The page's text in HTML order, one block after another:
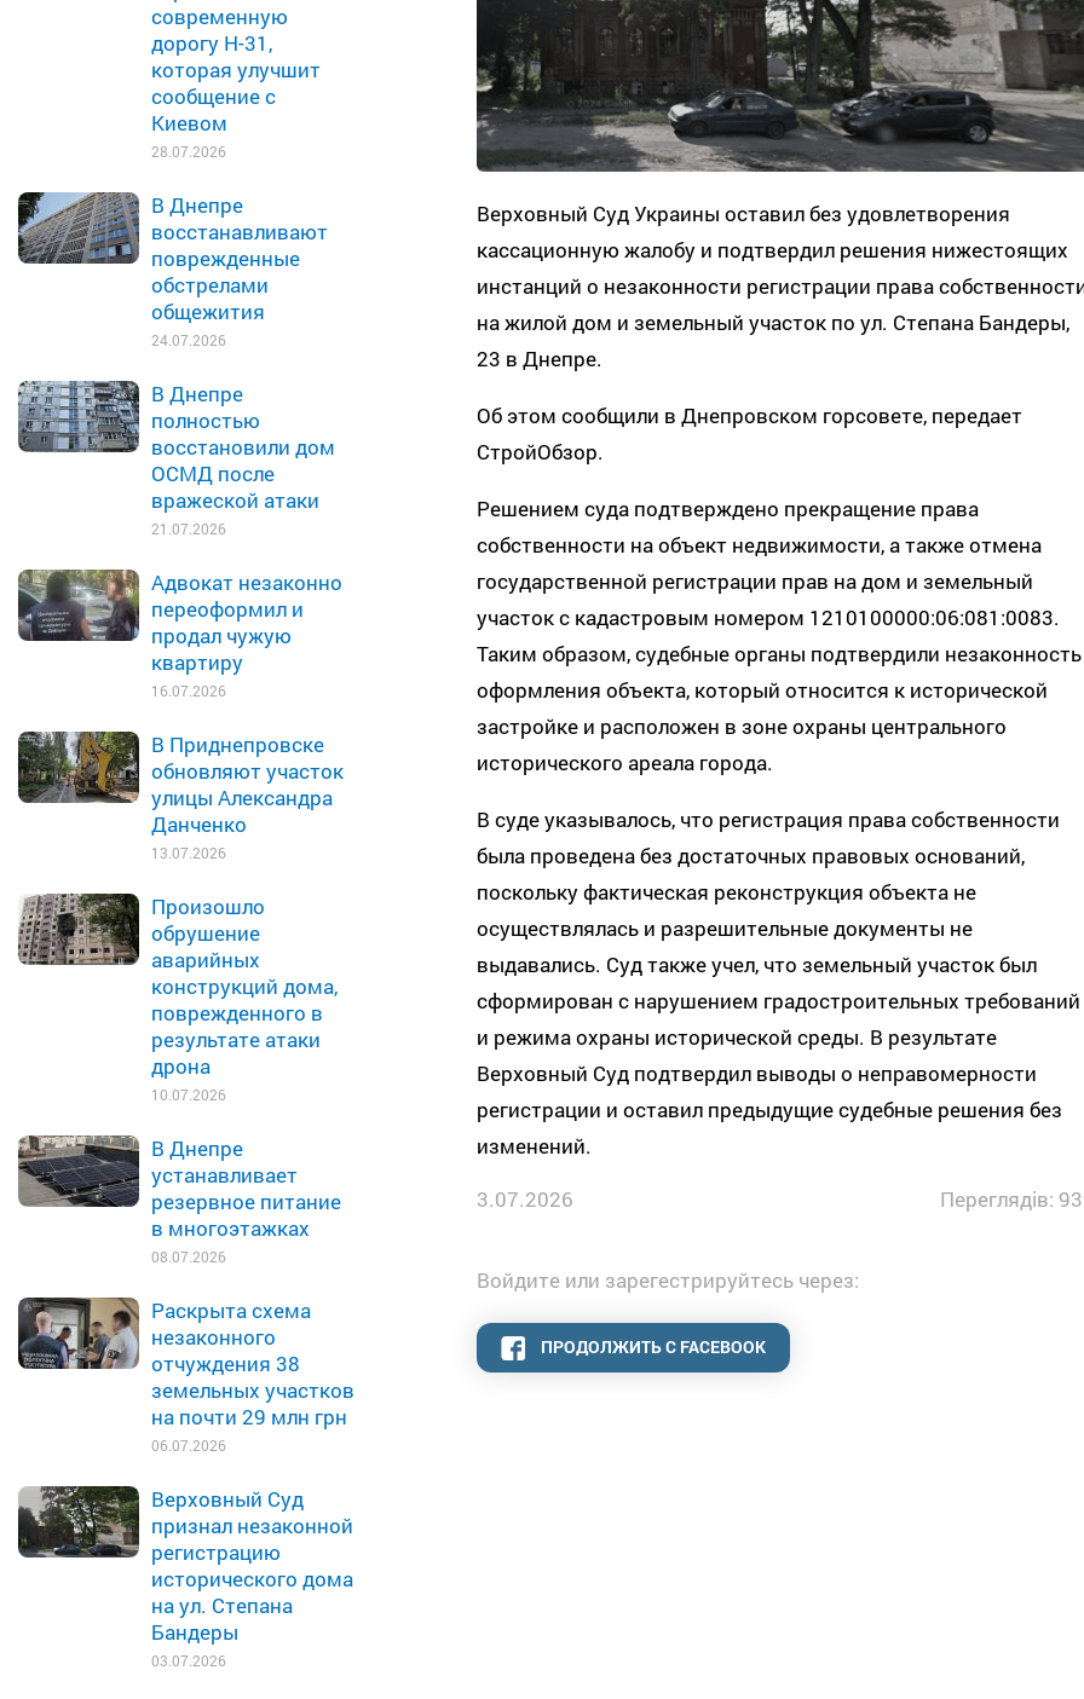
современную
дорогу Н-31,
которая улучшит
сообщение с
Киевом
28.07.2026
В Днепре
восстанавливают
поврежденные
обстрелами
общежития
24.07.2026
В Днепре
полностью
восстановили дом
ОСМД после
вражеской атаки
21.07.2026
Адвокат незаконно
переоформил и
продал чужую
квартиру
16.07.2026
В Приднепровске
обновляют участок
улицы Александра
Данченко
13.07.2026
Произошло
обрушение
аварийных
конструкций дома,
поврежденного в
результате атаки
дрона
10.07.2026
В Днепре
устанавливает
резервное питание
в многоэтажках
08.07.2026
Раскрыта схема
незаконного
отчуждения 38
земельных участков
на почти 29 млн грн
06.07.2026
Верховный Суд
признал незаконной
регистрацию
исторического дома
на ул. Степана
Бандеры
03.07.2026
Верховный Суд Украины оставил без удовлетворения
кассационную жалобу и подтвердил решения нижестоящих
инстанций о незаконности регистрации права
на жилой дом и земельный участок по ул. Степана Бандеры,
23 в Днепре.
Об этом сообщили в Днепровском горсовете, передает
СтройОбзор.
Решением суда подтверждено прекращение права
собственности на объект недвижимости, а также отмена
государственной регистрации прав на дом и земельный
участок с кадастровым номером 1210100000:06:081:0083.
Таким образом, судебные органы подтвердили незаконность
оформления объекта, который относится к исторической
застройке и расположен в зоне охраны центрального
исторического ареала города.
В суде указывалось, что регистрация права собственности
была проведена без достаточных правовых оснований,
поскольку фактическая реконструкция объекта не
осуществлялась и разрешительные документы не
выдавались. Суд также учел, что земельный участок был
сформирован с нарушением градостроительных требований
и режима охраны исторической среды. В результате
Верховный Суд подтвердил выводы о неправомерности
регистрации и оставил предыдущие судебные решения без
изменений.
3.07.2026
Переглядів:
Войдите или зарегестрируйтесь через:
ПРОДОЛЖИТЬ С FACEBOOK